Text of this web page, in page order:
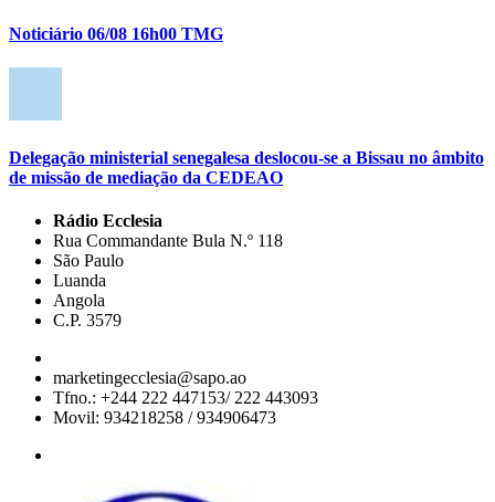
Noticiário 06/08 16h00 TMG
Delegação ministerial senegalesa deslocou-se a Bissau no âmbito
de missão de mediação da CEDEAO
Rádio Ecclesia
Rua Commandante Bula N.º 118
São Paulo
Luanda
Angola
C.P. 3579
marketingecclesia@sapo.ao
Tfno.: +244 222 447153/ 222 443093
Movil: 934218258 / 934906473